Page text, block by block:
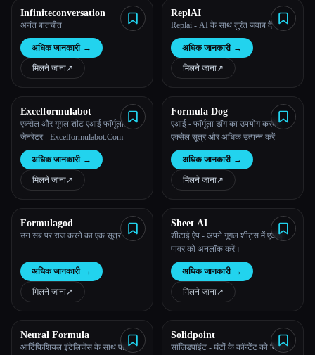
Esc
Infiniteconversation
अनंत बातचीत
अधिक जानकारी →
मिलने जाना↗︎
ReplAI
Replai - AI के साथ तुरंत जवाब दें
अधिक जानकारी →
मिलने जाना↗︎
Excelformulabot
एक्सेल और गूगल शीट एआई फॉर्मूला
जेनरेटर - Excelformulabot.Com
अधिक जानकारी →
मिलने जाना↗︎
Formula Dog
एआई - फॉर्मूला डॉग का उपयोग करके
एक्सेल सूत्र और अधिक उत्पन्न करें
अधिक जानकारी →
मिलने जाना↗︎
Formulagod
उन सब पर राज करने का एक सूत्र
अधिक जानकारी →
मिलने जाना↗︎
Sheet AI
शीटाई ऐप - अपने गूगल शीट्स में एआई
पावर को अनलॉक करें।
अधिक जानकारी →
मिलने जाना↗︎
Neural Formula
आर्टिफिशियल इंटेलिजेंस के साथ पावर-
Solidpoint
सॉलिडपॉइंट - घंटों के कॉन्टेंट को मिनटों